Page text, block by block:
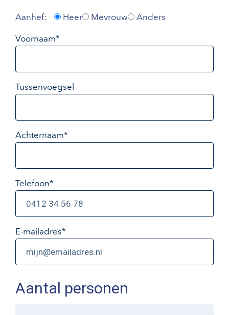
Aanhef: Heer Mevrouw Anders
Voornaam*
Tussenvoegsel
Achternaam*
Telefoon*
E-mailadres*
Aantal personen